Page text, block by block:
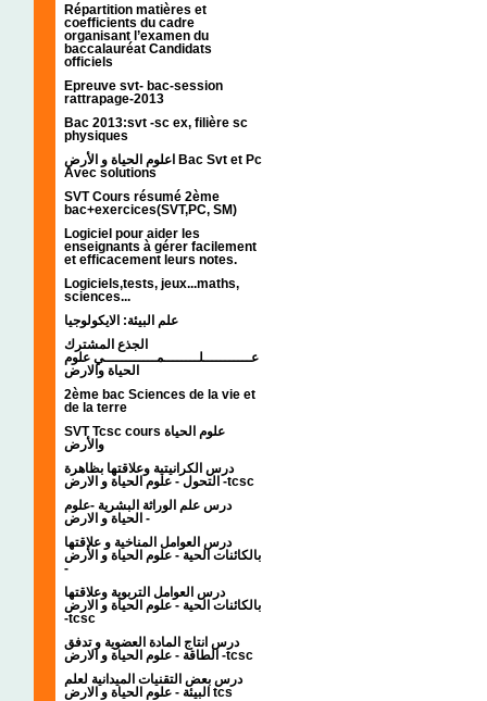
Répartition matières et
coefficients du cadre
organisant l’examen du
baccalauréat Candidats
officiels
Epreuve svt- bac-session
rattrapage-2013
Bac 2013:svt -sc ex, filière sc
physiques
اعلوم الحياة و الأرض Bac Svt et Pc
Avec solutions
SVT Cours résumé 2ème
bac+exercices(SVT,PC, SM)
Logiciel pour aider les
enseignants à gérer facilement
et efficacement leurs notes.
Logiciels,tests, jeux...maths,
sciences...
علم البيئة: الايكولوجيا
الجذع المشترك
عـــــــــــلــــــــمــــــــــــي علوم
الحياة والارض
2ème bac Sciences de la vie et
de la terre
SVT Tcsc cours علوم الحياة
والأرض
درس الكرانيتية وعلاقتها بظاهرة
التحول - علوم الحياة و الارض -tcsc
درس علم الوراثة البشرية -علوم
الحياة و الارض -
درس العوامل المناخية و علاقتها
بالكائنات الحية - علوم الحياة و الأرض
-
درس العوامل التربوية وعلاقتها
بالكائنات الحية - علوم الحياة و الارض
-tcsc
درس انتاج المادة العضوية و تدفق
الطاقة - علوم الحياة و الارض -tcsc
درس بعض التقنيات الميدانية لعلم
البيئة - علوم الحياة و الارض tcs